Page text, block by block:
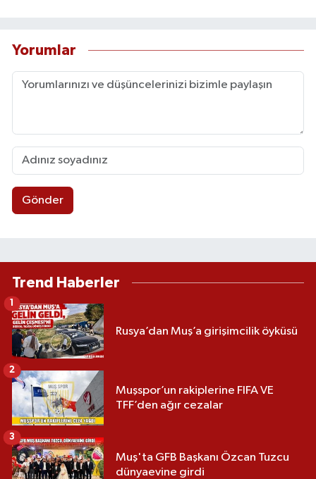
Yorumlar
Gönder
Trend Haberler
Rusya’dan Muş’a girişimcilik öyküsü
Muşspor’un rakiplerine FIFA VE
TFF’den ağır cezalar
2
Muş'ta GFB Başkanı Özcan Tuzcu
dünyaevine girdi
3